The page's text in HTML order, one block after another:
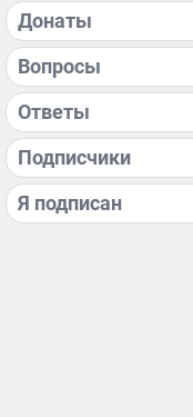
Донаты
Вопросы
Ответы
Подписчики
Я подписан